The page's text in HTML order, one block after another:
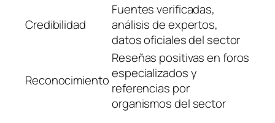
Credibilidad
Fuentes verificadas,
análisis de expertos,
datos oficiales del sector
Reconocimiento
Reseñas positivas en foros
especializados y
referencias por
organismos del sector